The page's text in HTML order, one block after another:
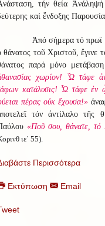
τήν θεία
καί ἔνδοξης
Ἀπό σήμερα τό πρωϊ
θάνατος τοῦ Χριστοῦ, ἔγινε
παρά μόνο
χωρίον! Ὦ τάφε
κατάλυσις! Ὦ τάφε ἐν
πέρας οὐκ ἔχουσα!»
τόν ἀντίλαλο τῆς
«Ποῦ σου, θάνατε, τό
ιε΄ 55).
Περισσότερα
Εκτύπωση Email